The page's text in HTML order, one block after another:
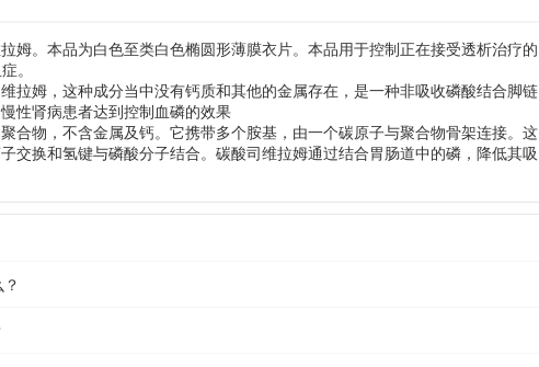
姆。本品为白色至类白色椭圆形薄膜衣片。本品用于控制正在接受透析治疗的
。
拉姆，这种成分当中没有钙质和其他的金属存在，是一种非吸收磷酸结合脚链
性肾病患者达到控制血磷的效果
合物，不含金属及钙。它携带多个胺基，由一个碳原子与聚合物骨架连接。这
交换和氢键与磷酸分子结合。碳酸司维拉姆通过结合胃肠道中的磷，降低其吸